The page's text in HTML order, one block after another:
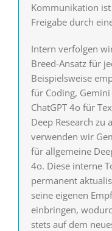
Kommunikation
Freigabe durch
Intern verfolgen
Breed-Ansatz für
Beispielsweise
für Coding,
ChatGPT 4o für
Deep Research zu
verwenden wir
für allgemeine
4o. Diese interne
permanent
seine eigenen
einbringen,
stets auf dem